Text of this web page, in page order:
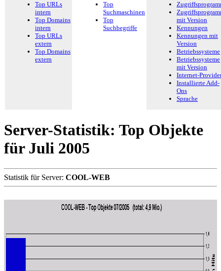
Top URLs
intern
Top Domains
intern
Top URLs
extern
Top Domains
extern
Top
Suchmaschinen
Top
Suchbegriffe
mit Version
Kennungen
Kennungen mit
Version
Betriebssysteme
Betriebssysteme
mit Version
Internet-
Installierte Add-
Ons
Sprache
Server-Statistik: Top Objekte
für Juli 2005
Statistik für Server: COOL-WEB